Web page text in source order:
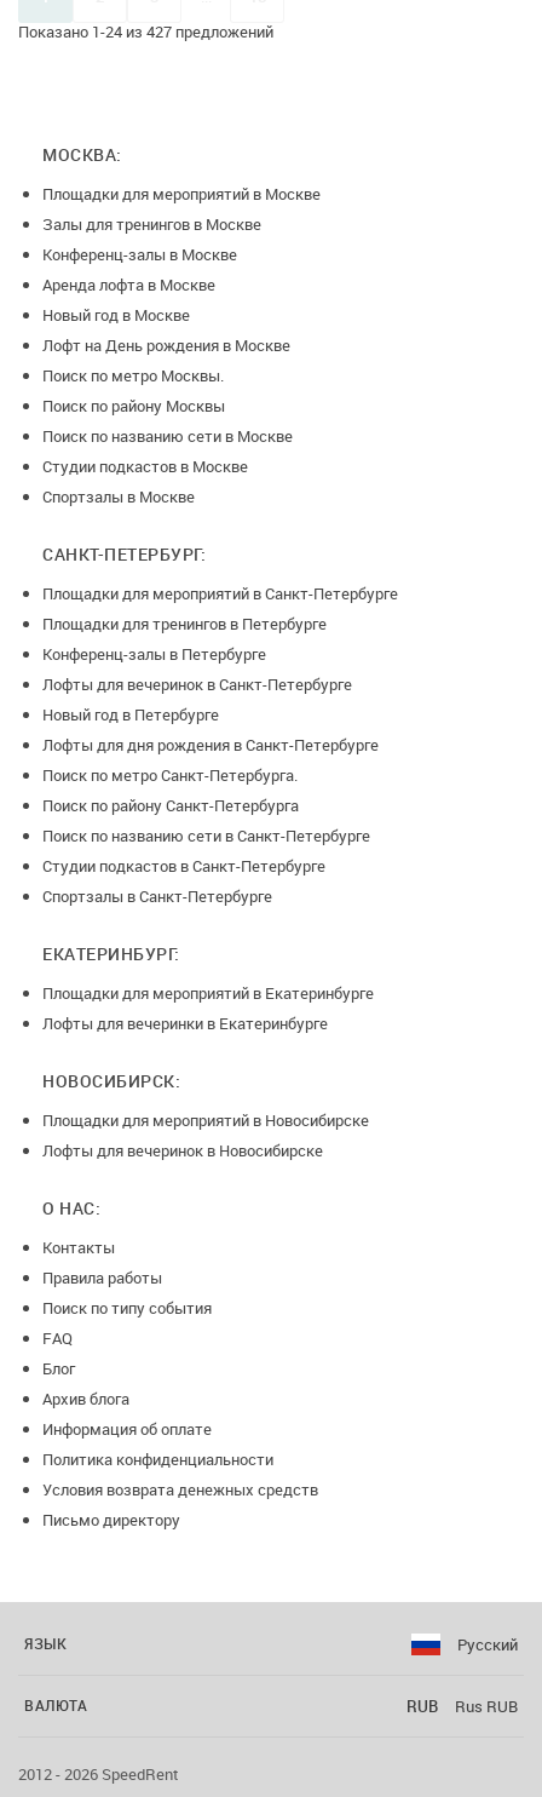
Показано 1-24 из 427 предложений
МОСКВА:
Площадки для мероприятий в Москве
Залы для тренингов в Москве
Конференц-залы в Москве
Аренда лофта в Москве
Новый год в Москве
Лофт на День рождения в Москве
Поиск по метро Москвы.
Поиск по району Москвы
Поиск по названию сети в Москве
Студии подкастов в Москве
Спортзалы в Москве
САНКТ-ПЕТЕРБУРГ:
Площадки для мероприятий в Санкт-Петербурге
Площадки для тренингов в Петербурге
Конференц-залы в Петербурге
Лофты для вечеринок в Санкт-Петербурге
Новый год в Петербурге
Лофты для дня рождения в Санкт-Петербурге
Поиск по метро Санкт-Петербурга.
Поиск по району Санкт-Петербурга
Поиск по названию сети в Санкт-Петербурге
Студии подкастов в Санкт-Петербурге
Спортзалы в Санкт-Петербурге
ЕКАТЕРИНБУРГ:
Площадки для мероприятий в Екатеринбурге
Лофты для вечеринки в Екатеринбурге
НОВОСИБИРСК:
Площадки для мероприятий в Новосибирске
Лофты для вечеринок в Новосибирске
О НАС:
Контакты
Правила работы
Поиск по типу события
FAQ
Блог
Архив блога
Информация об оплате
Политика конфиденциальности
Условия возврата денежных средств
Письмо директору
ЯЗЫК Русский
ВАЛЮТА RUB Rus RUB
2012 - 2026 SpeedRent